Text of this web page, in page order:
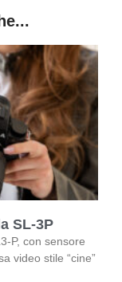
SL-3P
P, con sensore
video stile “cine”